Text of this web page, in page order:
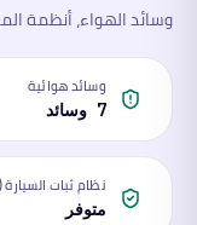
وسائد الهواء، أنظمة
وسائد هوائية
7 وسائد
نظام ثبات السيارة (ESC)
متوفر